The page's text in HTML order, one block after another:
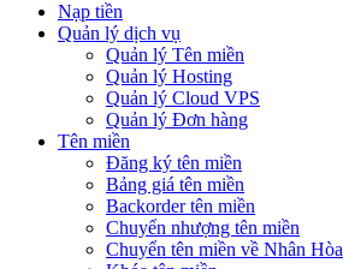
Nạp tiền
Quản lý dịch vụ
Quản lý Tên miền
Quản lý Hosting
Quản lý Cloud VPS
Quản lý Đơn hàng
Tên miền
Đăng ký tên miền
Bảng giá tên miền
Backorder tên miền
Chuyển nhượng tên miền
Chuyển tên miền về Nhân Hòa